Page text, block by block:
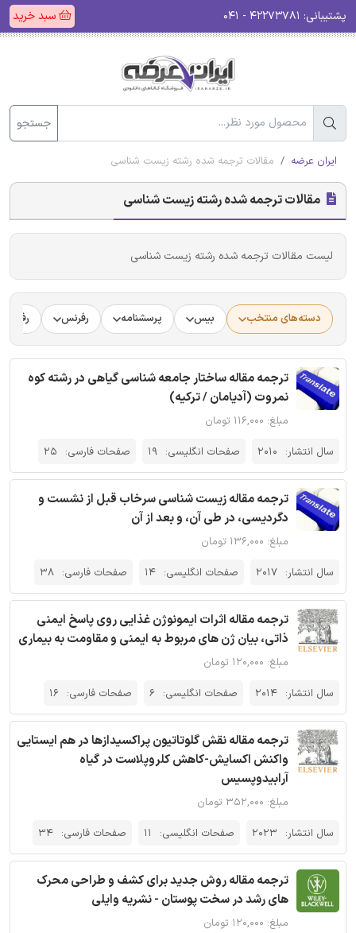
پشتیبانی: سبد خرید
جستجو
ایران عرضه مقالات ترجمه شده رشته زیست شناسی
مقالات ترجمه شده رشته زیست شناسی
لیست مقالات ترجمه شده رشته زیست شناسی
دسته‌های منتخب بیس پرسشنامه رفرنس
ترجمه مقاله ساختار جامعه شناسی گیاهی در رشته کوه
نمروت (آدیامان / ترکیه)
مبلغ: ۱۱۶,۰۰۰ تومان
سال انتشار: 2010 صفحات انگلیسی: 19 صفحات فارسی: 25
ترجمه مقاله زیست شناسی سرخاب قبل از نشست و
دگردیسی، در طی آن، و بعد از آن
مبلغ: ۱۳۶,۰۰۰ تومان
سال انتشار: 2017 صفحات انگلیسی: 14 صفحات فارسی: 38
ترجمه مقاله اثرات ایمونوژن غذایی روی پاسخ ایمنی
ذاتی، بیان ژن های مربوط به ایمنی و مقاومت به بیماری
مبلغ: ۱۲۰,۰۰۰ تومان
سال انتشار: 2014 صفحات انگلیسی: 6 صفحات فارسی: 16
ترجمه مقاله نقش گلوتاتیون پراکسیدازها در هم ایستایی
واکنش اکسایش-کاهش کلروپلاست در گیاه
آرابیدوپسیس
مبلغ: ۳۵۲,۰۰۰ تومان
سال انتشار: 2023 صفحات انگلیسی: 11 صفحات فارسی: 34
ترجمه مقاله روش جدید برای کشف و طراحی محرک
های رشد در سخت پوستان - نشریه وایلی
مبلغ: ۱۲۰,۰۰۰ تومان